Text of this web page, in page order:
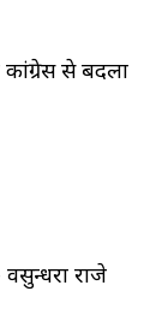
से बदला
राजे